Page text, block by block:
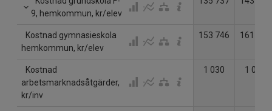
9, hemkommun, kr/elev
Kostnad gymnasieskola
hemkommun, kr/elev
153 746 161 431
Kostnad
arbetsmarknadsåtgärder,
kr/inv
1 030 1 035